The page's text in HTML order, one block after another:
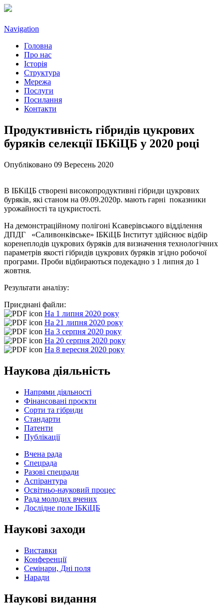
Navigation
Головна
Про нас
Історія
Структура
Мережа
Послуги
Посилання
Контакти
Продуктивність гібридів цукрових
буряків селекції ІБКіЦБ у 2020 році
Опубліковано 09 Вересень 2020
В ІБКіЦБ створені високопродуктивні гібриди цукрових
буряків, які станом на 09.09.2020р. мають гарні показники
урожайності та цукристості.
На демонстраційному полігоні Ксаверівського відділення
ДПДГ «Саливонківське» ІБКіЦБ Інститут здійснює відбір
коренеплодів цукрових буряків для визначення технологічних
параметрів якості гібридів цукрових буряків згідно робочої
програми. Проби відбираються подекадно з 1 липня до 1
жовтня.
Результати аналізу:
Приєднані файли:
На 1 липня 2020 року
На 21 липня 2020 року
На 3 серпня 2020 року
На 20 серпня 2020 року
На 8 вересня 2020 року
Наукова діяльність
Напрями діяльності
Фінансовані проєкти
Сорти та гібриди
Стандарти
Патенти
Публікації
Вчена рада
Спецрада
Разові спецради
Аспірантура
Освітньо-науковий процес
Рада молодих вчених
Дослідне поле ІБКіЦБ
Наукові заходи
Виставки
Конференції
Семінари, Дні поля
Наради
Наукові видання